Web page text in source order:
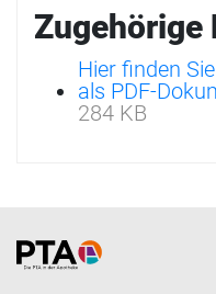
Zugehörige
Hier finden
als PDF-
284 KB
Home